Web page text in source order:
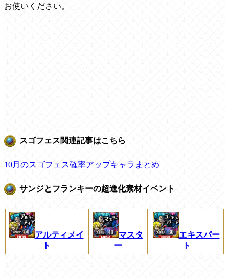
お使いください。
スゴフェス関連記事はこちら
10月のスゴフェス確率アップキャラまとめ
サンジとフランキーの超進化素材イベント
アルティメイ
ト
マスタ
ー
エキスパー
ト